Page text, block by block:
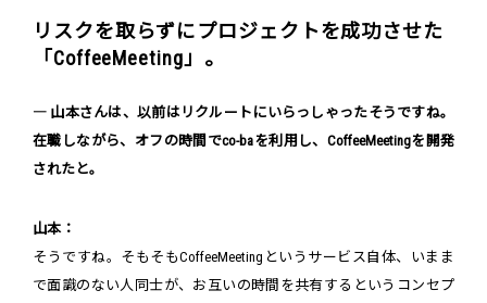
リスクを取らずにプロジェクトを成功させた
「CoffeeMeeting」。
― 山本さんは、以前はリクルートにいらっしゃったそうですね。
在職しながら、オフの時間でco-baを利用し、CoffeeMeetingを開発
されたと。
山本：
そうですね。そもそもCoffeeMeetingというサービス自体、いまま
で面識のない人同士が、お互いの時間を共有するというコンセプ